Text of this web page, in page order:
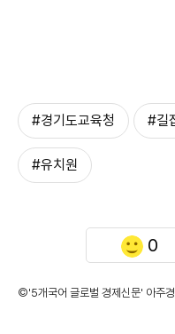
#경기도교육청 #길
#유치원
0
©'5개국어 글로벌 경제신문' 아주경